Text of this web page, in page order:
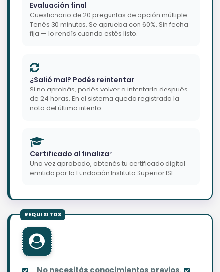
Evaluación final
Cuestionario de 20 preguntas de opción múltiple.
Tenés 30 minutos. Se aprueba con 60%. Sin fecha
fija — lo rendís cuando estés listo.
¿Salió mal? Podés reintentar
Si no aprobás, podés volver a intentarlo después
de 24 horas. En el sistema queda registrada la
nota del último intento.
Certificado al finalizar
Una vez aprobado, obtenés tu certificado digital
emitido por la Fundación Instituto Superior ISE.
No necesitás conocimientos previos.